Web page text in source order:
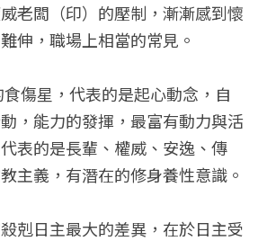
老闆（印）的壓制，漸漸感到懷
伸，職場上相當的常見。
，能力的發揮，最富有動力與活
表的是長輩、權威、安逸、傳
主義，有潛在的修身養性意識。
剋日主最大的差異，在於日主受